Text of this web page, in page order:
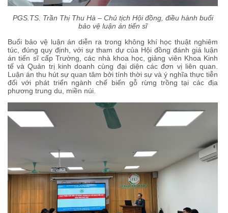
PGS.TS. Trần Thị Thu Hà – Chủ tịch Hội đồng, điều hành buổi
bảo vệ luận án tiến sĩ
Buổi bảo vệ luận án diễn ra trong không khí học thuật nghiêm
túc, đúng quy định, với sự tham dự của Hội đồng đánh giá luận
án tiến sĩ cấp Trường, các nhà khoa học, giảng viên Khoa Kinh
tế và Quản trị kinh doanh cùng đại diện các đơn vị liên quan.
Luận án thu hút sự quan tâm bởi tính thời sự và ý nghĩa thực tiễn
đối với phát triển ngành chế biến gỗ rừng trồng tại các địa
phương trung du, miền núi.